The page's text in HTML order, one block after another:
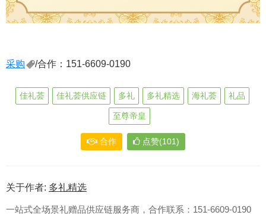
采购 /合作：151-6609-0190
佳礼荟 佳礼荟供应链 多礼 多礼精选 海礼荟 礼品
至尊帝皇
合作 点赞(101)
关于作者: 多礼精选
一站式全场景礼赠品供应链服务商，合作联系：151-6609-0190